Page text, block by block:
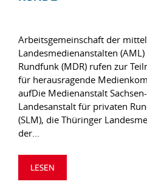
Arbeitsgemeinschaft der
Landesmedienanstalten
Rundfunk (MDR) rufen zur
für herausragende
aufDie Medienanstalt
Landesanstalt für privaten
(SLM), die Thüringer
der...
LESEN